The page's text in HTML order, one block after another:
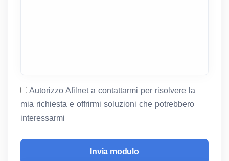
Autorizzo Afilnet a contattarmi per risolvere la
mia richiesta e offrirmi soluzioni che potrebbero
interessarmi